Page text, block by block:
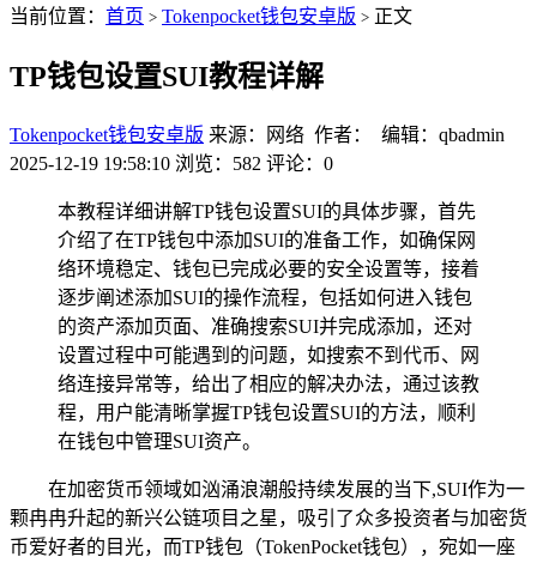
当前位置： 首页 > Tokenpocket钱包安卓版 > 正文
TP钱包设置SUI教程详解
Tokenpocket钱包安卓版 来源：网络 作者： 编辑：qbadmin
2025-12-19 19:58:10 浏览：582 评论：0
本教程详细讲解TP钱包设置SUI的具体步骤，首先
介绍了在TP钱包中添加SUI的准备工作，如确保网
络环境稳定、钱包已完成必要的安全设置等，接着
逐步阐述添加SUI的操作流程，包括如何进入钱包
的资产添加页面、准确搜索SUI并完成添加，还对
设置过程中可能遇到的问题，如搜索不到代币、网
络连接异常等，给出了相应的解决办法，通过该教
程，用户能清晰掌握TP钱包设置SUI的方法，顺利
在钱包中管理SUI资产。
在加密货币领域如汹涌浪潮般持续发展的当下,SUI作为一
颗冉冉升起的新兴公链项目之星，吸引了众多投资者与加密货
币爱好者的目光，而TP钱包（TokenPocket钱包），宛如一座